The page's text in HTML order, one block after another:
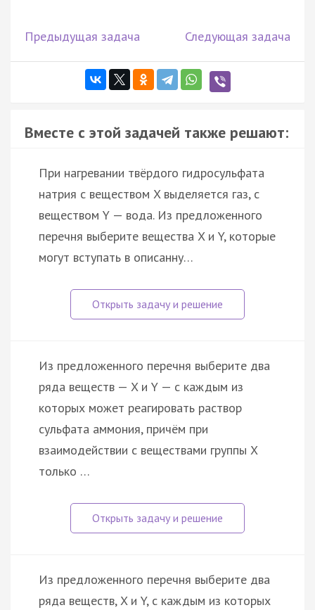
Предыдущая задача Следующая задача
Вместе с этой задачей также решают:
При нагревании твёрдого гидросульфата
натрия с веществом X выделяется газ, с
веществом Y — вода. Из предложенного
перечня выберите вещества X и Y, которые
могут вступать в описанну…
Из предложенного перечня выберите два
ряда веществ — X и Y — с каждым из
которых может реагировать раствор
сульфата аммония, причём при
взаимодействии с веществами группы X
только …
Из предложенного перечня выберите два
ряда веществ, X и Y, с каждым из которых